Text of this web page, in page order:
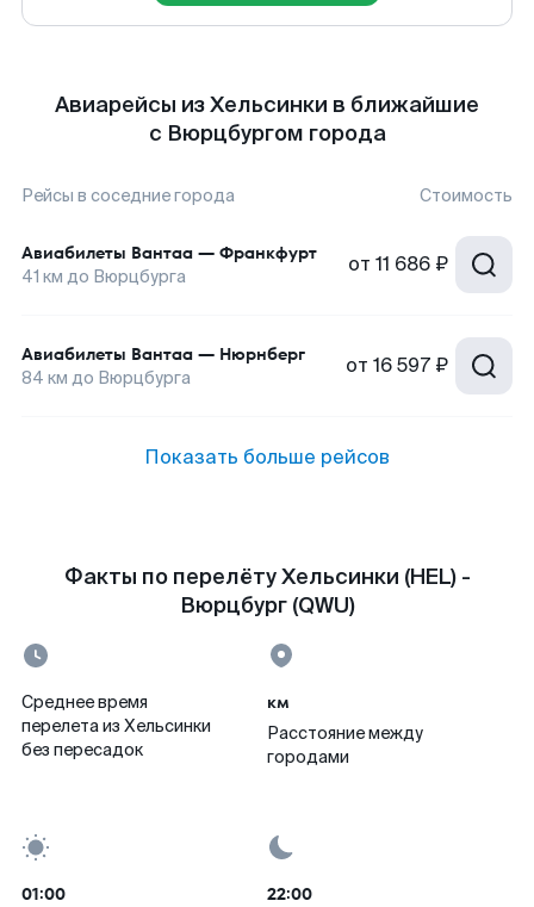
Авиарейсы из Хельсинки в ближайшие
с Вюрцбургом города
Рейсы в соседние города Стоимость
Авиабилеты Вантаа — Франкфурт
41 км до Вюрцбурга от 11 686 ₽
Авиабилеты Вантаа — Нюрнберг
84 км до Вюрцбурга от 16 597 ₽
Показать больше рейсов
Факты по перелёту Хельсинки (HEL) -
Вюрцбург (QWU)
Среднее время
перелета из Хельсинки
без пересадок
км
Расстояние между
городами
01:00 22:00